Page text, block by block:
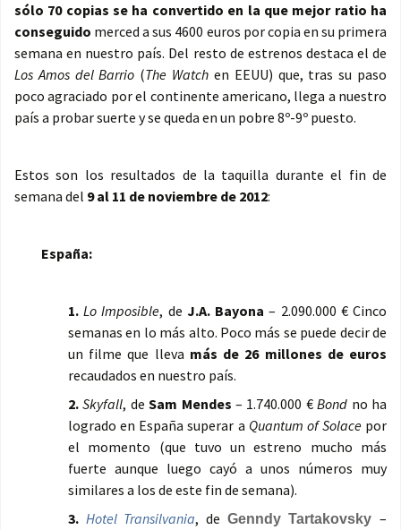
sólo 70 copias se ha convertido en la que mejor ratio ha
conseguido merced a sus 4600 euros por copia en su primera
semana en nuestro país. Del resto de estrenos destaca el de
Los Amos del Barrio (The Watch en EEUU) que, tras su paso
poco agraciado por el continente americano, llega a nuestro
país a probar suerte y se queda en un pobre 8º-9º puesto.
Estos son los resultados de la taquilla durante el fin de
semana del 9 al 11 de noviembre de 2012:
España:
1. Lo Imposible, de J.A. Bayona – 2.090.000 € Cinco
semanas en lo más alto. Poco más se puede decir de
un filme que lleva más de 26 millones de euros
recaudados en nuestro país.
2. Skyfall, deSam Mendes – 1.740.000 €Bond no ha
logrado en España superar a Quantum of Solacepor
el momento (que tuvo un estreno mucho más
fuerte aunque luego cayó a unos números muy
similares a los de este fin de semana).
3. Hotel Transilvania, de Genndy Tartakovsky–